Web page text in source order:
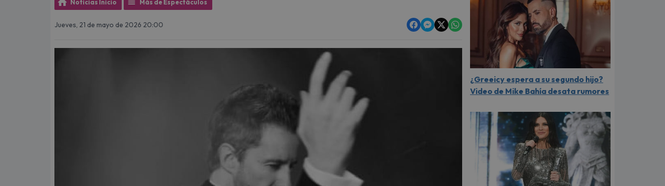
Noticias Inicio Más de Espectáculos
Jueves, 21 de mayo de 2026 20:00
¿Greeicy espera a su segundo hijo?
Video de Mike Bahía desata rumores